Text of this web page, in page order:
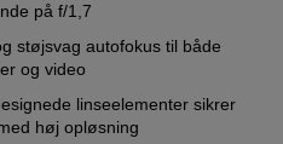
på f/1,7
støjsvag autofokus til både
og video
linseelementer sikrer
høj opløsning